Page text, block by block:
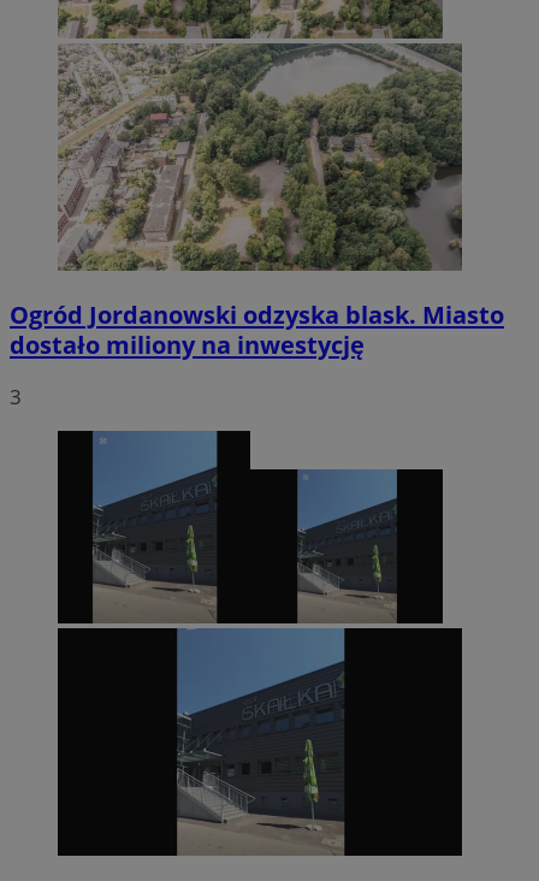
Ogród Jordanowski odzyska blask. Miasto
dostało miliony na inwestycję
3